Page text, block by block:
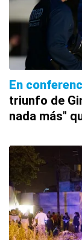
En
triunfo de
nada más"